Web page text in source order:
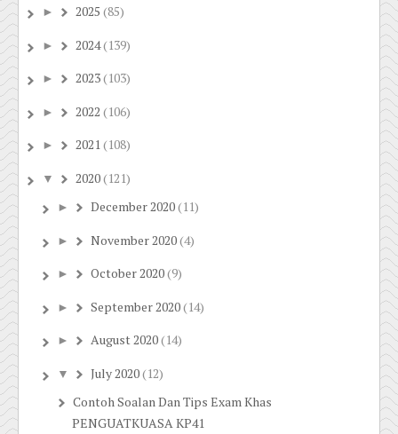
► 2025 (85)
► 2024(139)
► 2023(103)
► 2022 (106)
► 2021(108)
▼ 2020(121)
► December 2020(11)
► November 2020(4)
► October 2020(9)
► September 2020(14)
► August 2020(14)
▼ July 2020(12)
Contoh Soalan Dan Tips Exam Khas
PENGUATKUASA KP41